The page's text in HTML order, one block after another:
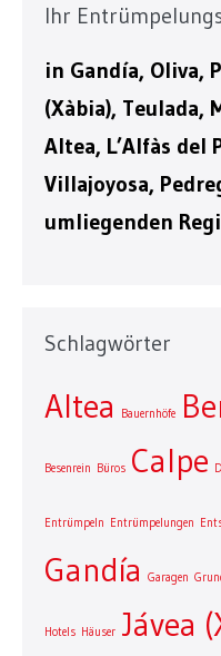
Ihr
in Gandía, Oliva,
(Xàbia), Teulada,
Altea, L’Alfàs del
Villajoyosa,
umliegenden
Schlagwörter
Altea Bauernhöfe
Besenrein Büros Calpe
Entrümpeln Entrümpelungen
Gandía
Garagen
Hotels Häuser Jávea